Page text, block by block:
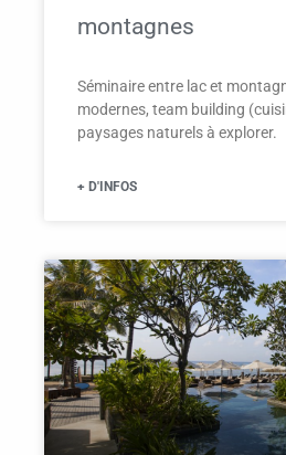
montagnes
Séminaire entre lac et
modernes, team building
paysages naturels à explorer.
+ D'INFOS